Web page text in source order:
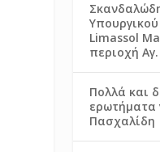
Limassol
περιοχή
Πολλά και
ερωτήματα
Πασχαλίδη